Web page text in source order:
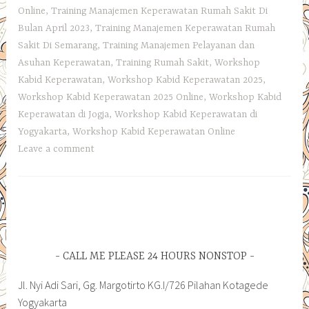
Online,Training Manajemen Keperawatan Rumah Sakit Di
Bulan April 2023,Training Manajemen Keperawatan Rumah
Sakit Di Semarang,Training Manajemen Pelayanan dan
Asuhan Keperawatan,Training Rumah Sakit,Workshop
Kabid Keperawatan,Workshop Kabid Keperawatan 2025,
Workshop Kabid Keperawatan 2025 Online,Workshop Kabid
Keperawatan di Jogja,Workshop Kabid Keperawatan di
Yogyakarta,Workshop Kabid Keperawatan Online
Leave a comment
CALL ME PLEASE 24 HOURS NONSTOP
Jl. Nyi Adi Sari, Gg. Margotirto KG.I/726 Pilahan Kotagede
Yogyakarta